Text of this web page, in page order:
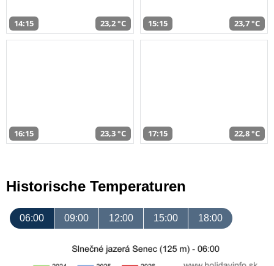
14:15 23,2 °C 15:15 23,7 °C
16:15 23,3 °C 17:15 22,8 °C
Historische Temperaturen
06:00 09:00 12:00 15:00 18:00